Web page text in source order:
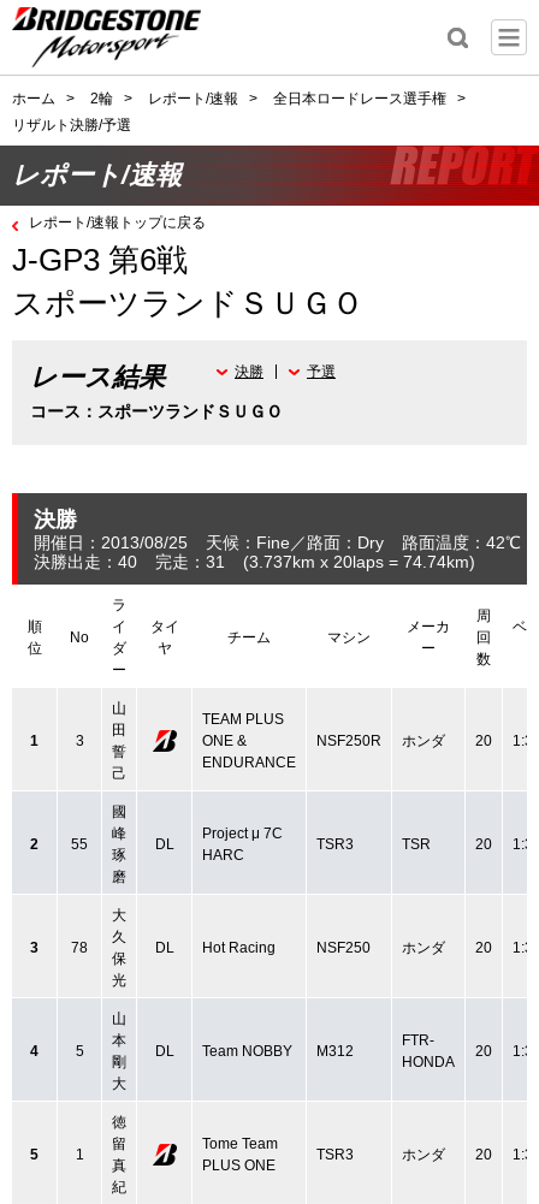
ホーム > 2輪 > レポート/速報 > 全日本ロードレース選手権
>
リザルト決勝/予選
レポート/速報
レポート/速報トップに戻る
J-GP3 第6戦
スポーツランドＳＵＧＯ
レース結果
コース：スポーツランドＳＵＧＯ
決勝 予選
決勝
開催日：2013/08/25 天候：Fine 路面：Dry
路面温度：42℃
決勝出走：40
完走：31 (3.737km x 20laps = 74.74km)
順
位
No
ラ
イ
ダ
ー
タイ
ヤ
チーム マシン
メーカ
ー
周
回
数
ベ
1 3
山
田
誓
己
TEAM PLUS
ONE &
ENDURANCE
NSF250R ホンダ 20
2 55
國
峰
琢
磨
DL
Project μ 7C
HARC
TSR3 TSR 20
3 78
大
久
保
光
DL Hot Racing NSF250 ホンダ 20
4 5
山
本
剛
大
DL Team NOBBY M312
FTR-
HONDA
20
5 1
徳
留
真
紀
Tome Team
PLUS ONE
TSR3 ホンダ 20